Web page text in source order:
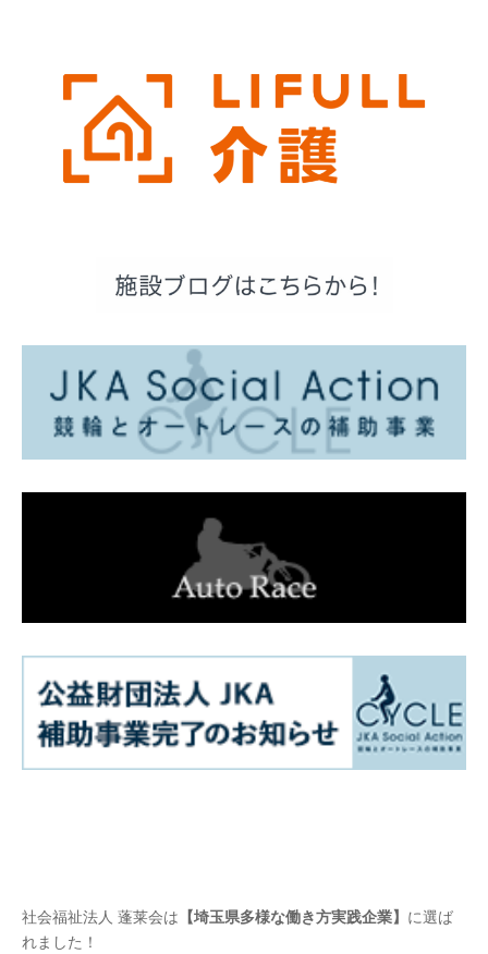
社会福祉法人 蓬莱会は 【埼玉県多様な働き方実践企業】 に選ば
れました！